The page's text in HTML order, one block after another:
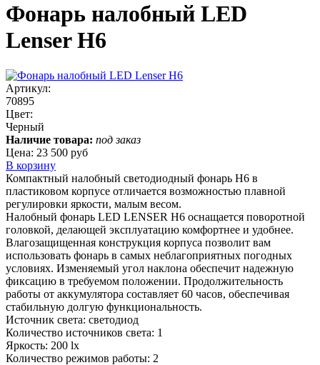
Фонарь налобный LED
Lenser H6
Артикул:
70895
Цвет:
Черный
Наличие товара: под заказ
Цена: 23 500 руб
В корзину
Компактный налобный светодиодный фонарь H6 в
пластиковом корпусе отличается возможностью плавной
регулировки яркости, малым весом.
Налобный фонарь LED LENSER H6 оснащается поворотной
головкой, делающей эксплуатацию комфортнее и удобнее.
Влагозащищенная конструкция корпуса позволит вам
использовать фонарь в самых неблагоприятных погодных
условиях. Изменяемый угол наклона обеспечит надежную
фиксацию в требуемом положении. Продолжительность
работы от аккумулятора составляет 60 часов, обеспечивая
стабильную долгую функциональность.
Источник света: светодиод
Количество источников света: 1
Яркость: 200 lx
Количество режимов работы: 2